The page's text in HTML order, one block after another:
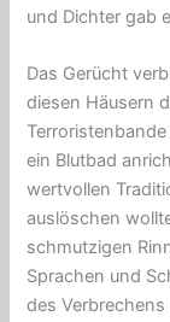
und Dichter gab
Das Gerücht
diesen Häusern
ein Blutbad
wertvollen
auslöschen
schmutzigen
Sprachen und
des